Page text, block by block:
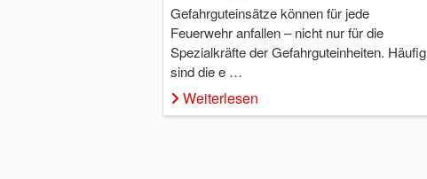
Gefahrguteinsätze können für jede
Feuerwehr anfallen – nicht nur für die
Spezialkräfte der Gefahrguteinheiten. Häufig
sind die e …
Weiterlesen